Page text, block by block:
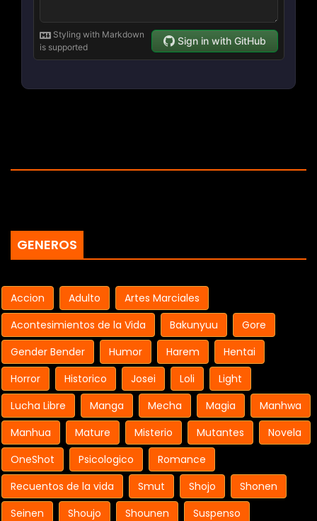
GENEROS
Accion Adulto
Artes Marciales
Acontesimientos de la Vida
Bakunyuu
Gore
Gender Bender
Humor Harem
Hentai
Horror
Historico Josei Loli
Light
Lucha Libre
Manga Mecha Magia
Manhwa
Manhua
Mature Misterio Mutantes
Novela
OneShot
Psicologico
Romance
Recuentos de la vida
Smut Shojo
Shonen
Seinen
Shoujo Shounen
Suspenso